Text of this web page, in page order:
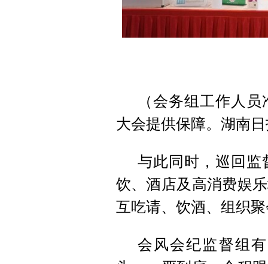
（会务组工作人
大会提供保障。湖南
与此同时，巡回监
饮、酒店及高消费娱
互吃请、饮酒、组织
会风会纪监督组